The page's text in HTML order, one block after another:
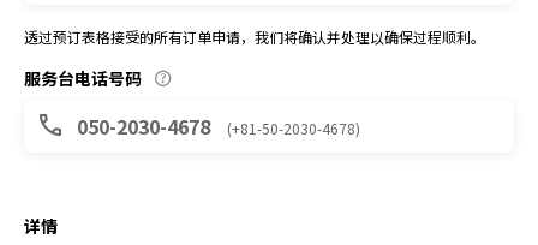
透过预订表格接受的所有订单申请，我们将确认并处理以确保过程顺利。
服务台电话号码
050-2030-4678 (+81-50-2030-4678)
详情